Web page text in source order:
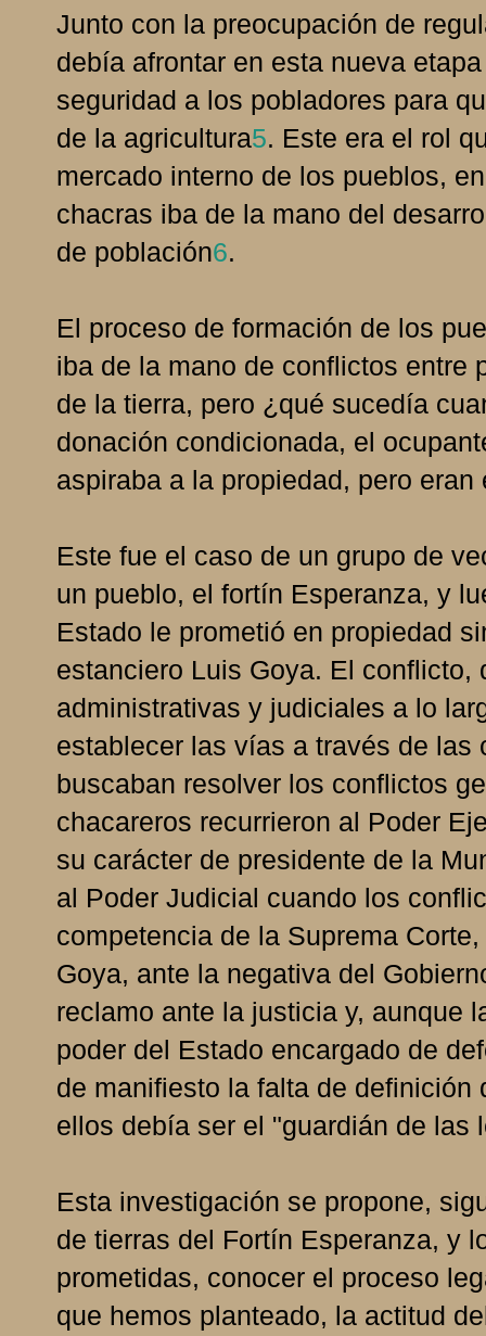
Junto con la preocupación de
debía afrontar en esta nueva
seguridad a los pobladores para
de la agricultura5. Este era el rol
mercado interno de los pueblos,
chacras iba de la mano del
de población6.
El proceso de formación de los
iba de la mano de conflictos entre
de la tierra, pero ¿qué sucedía
donación condicionada, el
aspiraba a la propiedad, pero
Este fue el caso de un grupo de
un pueblo, el fortín Esperanza, y
Estado le prometió en propiedad
estanciero Luis Goya. El
administrativas y judiciales a lo
establecer las vías a través de
buscaban resolver los conflictos
chacareros recurrieron al Poder
su carácter de presidente de la
al Poder Judicial cuando los
competencia de la Suprema
Goya, ante la negativa del
reclamo ante la justicia y, aunque
poder del Estado encargado de
de manifiesto la falta de
ellos debía ser el "guardián de las
Esta investigación se propone,
de tierras del Fortín Esperanza, y
prometidas, conocer el proceso
que hemos planteado, la actitud